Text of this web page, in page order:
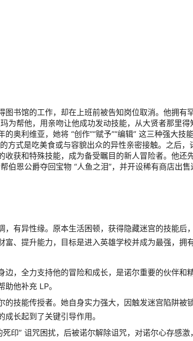
书馆的工作，却在上班前被告知岗位取消。他拥有
为帮他，用亲吻让他成功发动技能，从大贤者那里得
奥利维亚，她将 “创作”“赋予”“编辑” 这三种强大技
方式是吃美食或与容貌出众的异性亲密接触。之后，
获和特殊技能，成为备受瞩目的新人冒险者。他还
伯恩公爵夺回宝物 “人鱼之泪”，并开设稀有商店出售
有异性缘。原本生活困顿，获得隐藏迷宫的技能后
、提升能力，目标是进入英雄学校并成为最强，拥
，全力支持他的冒险和成长，是诺尔重要的伙伴和
他补充 LP。
技能传授者。她自身实力强大，因触发迷宫陷阱被
长起到了关键引导作用。
印” 诅咒困扰，后被诺尔解除诅咒，对诺尔心存感激